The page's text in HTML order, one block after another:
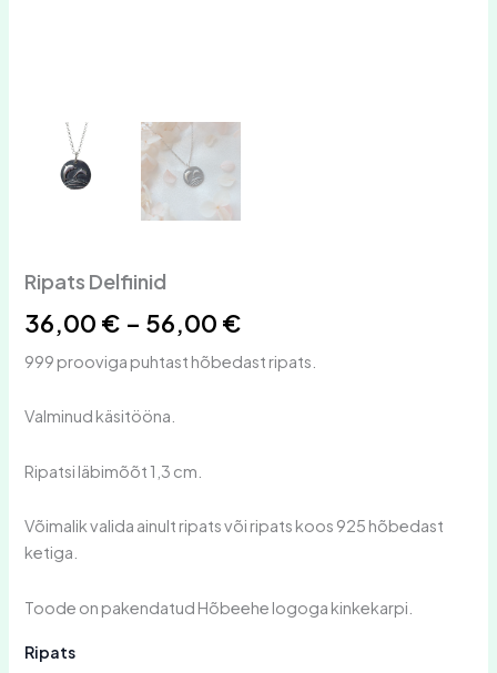
Ripats Delfiinid
36,00 € – 56,00 €
999 prooviga puhtast hõbedast ripats.
Valminud käsitööna.
Ripatsi läbimõõt 1,3 cm.
Võimalik valida ainult ripats või ripats koos 925 hõbedast
ketiga.
Toode on pakendatud Hõbeehe logoga kinkekarpi.
Ripats